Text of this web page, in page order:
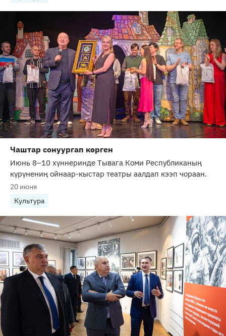
Чаштар сонуургап көрген
Июнь 8–10 хүннеринде Тывага Коми Республиканың
күрүнениң ойнаар-кыстар театры аалдап кээп чораан.
20 июня
Культура